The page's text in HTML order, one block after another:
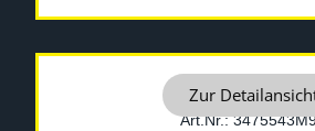
BALL
Art.Nr.:
Zur